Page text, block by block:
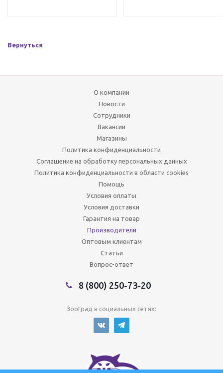
Вернуться
О компании
Новости
Сотрудники
Вакансии
Магазины
Политика конфиденциальности
Соглашение на обработку персональных данных
Политика конфиденциальности в области cookies
Помощь
Условия оплаты
Условия доставки
Гарантия на товар
Производители
Оптовым клиентам
Статьи
Вопрос-ответ
8 (800) 250-73-20
ЗооГрад в социальных сетях: